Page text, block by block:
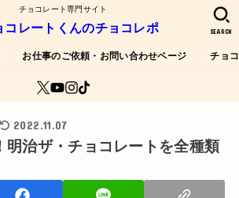
チョコレート専門サイト
お仕事のご依頼・お問い合わせページ チョ
SEARCH
2022.11.07
明治ザ・チョコレートを全種類